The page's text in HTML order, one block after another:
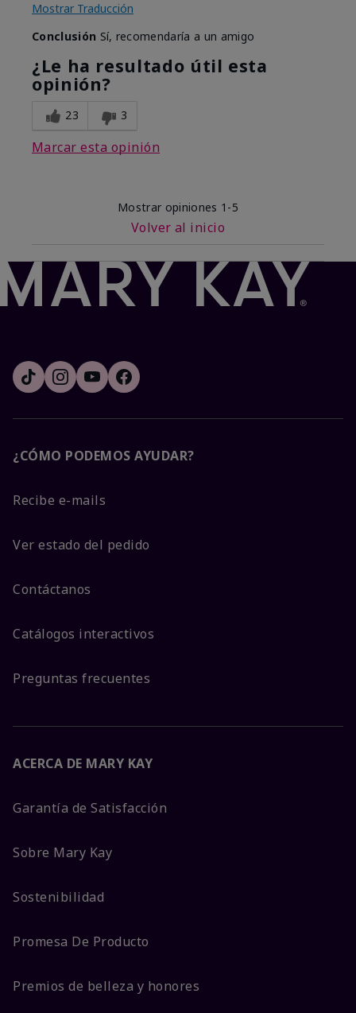
Mostrar Traducción
Conclusión Sí, recomendaría a un amigo
¿Le ha resultado útil esta
opinión?
23 3
Marcar esta opinión
Mostrar opiniones 1-5
Volver al inicio
¿CÓMO PODEMOS AYUDAR?
Recibe e-mails
Ver estado del pedido
Contáctanos
Catálogos interactivos
Preguntas frecuentes
ACERCA DE MARY KAY
Garantía de Satisfacción
Sobre Mary Kay
Sostenibilidad
Promesa De Producto
Premios de belleza y honores